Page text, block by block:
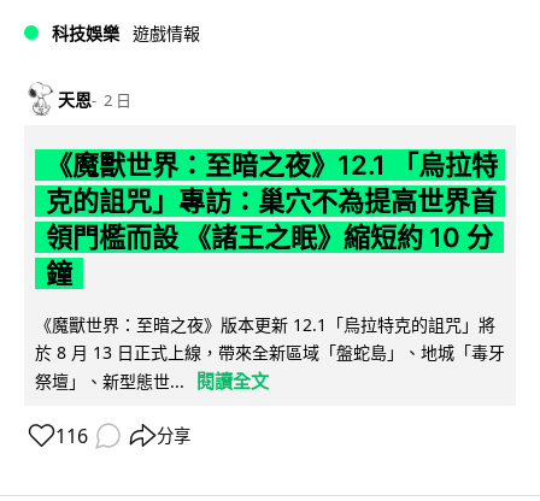
科技娛樂 遊戲情報
天恩 2 日
《魔獸世界：至暗之夜》12.1 「烏拉特
克的詛咒」專訪：巢穴不為提高世界首
領門檻而設 《諸王之眠》縮短約 10 分
鐘
《魔獸世界：至暗之夜》版本更新 12.1「烏拉特克的詛咒」將
於 8 月 13 日正式上線，帶來全新區域「盤蛇島」、地城「毒牙
祭壇」、新型態世...
閱讀全文
116 分享